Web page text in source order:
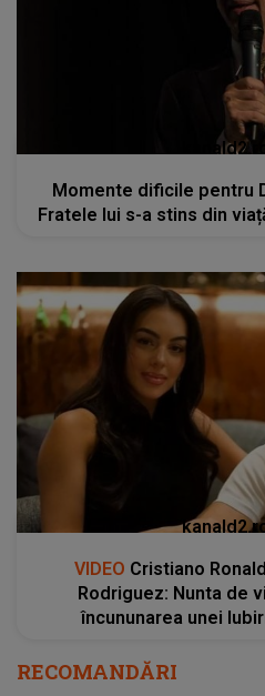
kanald2.ro
Momente dificile pentru
Fratele lui s-a stins din
VIDEO Cristiano
Rodriguez: Nunta de
încununarea unei
RECOMANDĂRI